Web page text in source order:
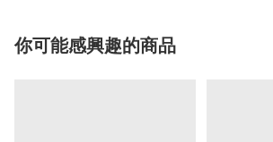
你可能感興趣的商品